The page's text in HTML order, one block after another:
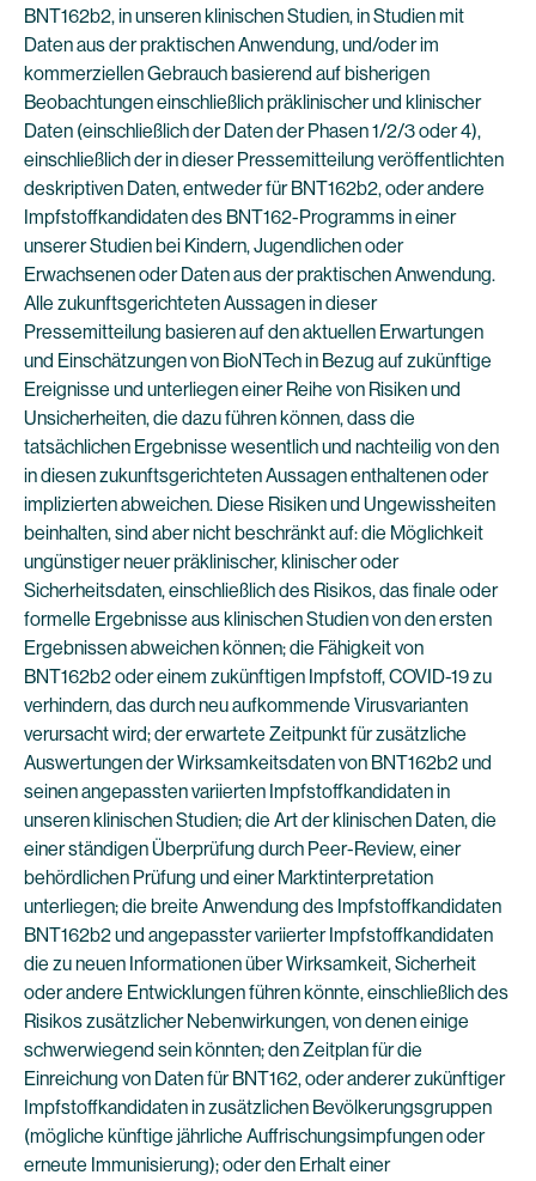
BNT162b2, in unseren klinischen Studien, in Studien mit
Daten aus der praktischen Anwendung, und/oder im
kommerziellen Gebrauch basierend auf bisherigen
Beobachtungen einschließlich präklinischer und klinischer
Daten (einschließlich der Daten der Phasen 1/2/3 oder 4),
einschließlich der in dieser Pressemitteilung veröffentlichten
deskriptiven Daten, entweder für BNT162b2, oder andere
Impfstoffkandidaten des BNT162-Programms in einer
unserer Studien bei Kindern, Jugendlichen oder
Erwachsenen oder Daten aus der praktischen Anwendung.
Alle zukunftsgerichteten Aussagen in dieser
Pressemitteilung basieren auf den aktuellen Erwartungen
und Einschätzungen von BioNTech in Bezug auf zukünftige
Ereignisse und unterliegen einer Reihe von Risiken und
Unsicherheiten, die dazu führen können, dass die
tatsächlichen Ergebnisse wesentlich und nachteilig von den
in diesen zukunftsgerichteten Aussagen enthaltenen oder
implizierten abweichen. Diese Risiken und Ungewissheiten
beinhalten, sind aber nicht beschränkt auf: die Möglichkeit
ungünstiger neuer präklinischer, klinischer oder
Sicherheitsdaten, einschließlich des Risikos, das finale oder
formelle Ergebnisse aus klinischen Studien von den ersten
Ergebnissen abweichen können; die Fähigkeit von
BNT162b2 oder einem zukünftigen Impfstoff, COVID-19 zu
verhindern, das durch neu aufkommende Virusvarianten
verursacht wird; der erwartete Zeitpunkt für zusätzliche
Auswertungen der Wirksamkeitsdaten von BNT162b2 und
seinen angepassten variierten Impfstoffkandidaten in
unseren klinischen Studien; die Art der klinischen Daten, die
einer ständigen Überprüfung durch Peer-Review, einer
behördlichen Prüfung und einer Marktinterpretation
unterliegen; die breite Anwendung des Impfstoffkandidaten
BNT162b2 und angepasster variierter Impfstoffkandidaten
die zu neuen Informationen über Wirksamkeit, Sicherheit
oder andere Entwicklungen führen könnte, einschließlich des
Risikos zusätzlicher Nebenwirkungen, von denen einige
schwerwiegend sein könnten; den Zeitplan für die
Einreichung von Daten für BNT162, oder anderer zukünftiger
Impfstoffkandidaten in zusätzlichen Bevölkerungsgruppen
(mögliche künftige jährliche Auffrischungsimpfungen oder
erneute Immunisierung); oder den Erhalt einer